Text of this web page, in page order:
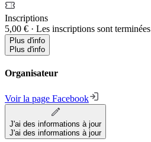
Inscriptions
5,00 € · Les inscriptions sont terminées
Plus d'info
Plus d'info
Organisateur
Voir la page Facebook
J'ai des informations à jour
J'ai des informations à jour